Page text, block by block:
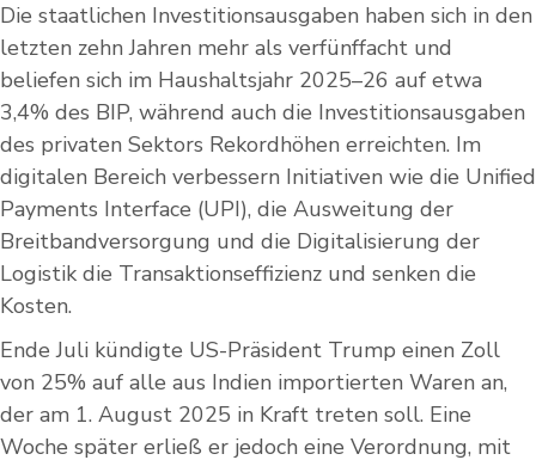
Die staatlichen Investitionsausgaben haben sich in den
letzten zehn Jahren mehr als verfünffacht und
beliefen sich im Haushaltsjahr 2025–26 auf etwa
3,4% des BIP, während auch die Investitionsausgaben
des privaten Sektors Rekordhöhen erreichten. Im
digitalen Bereich verbessern Initiativen wie die Unified
Payments Interface (UPI), die Ausweitung der
Breitbandversorgung und die Digitalisierung der
Logistik die Transaktionseffizienz und senken die
Kosten.
Ende Juli kündigte US-Präsident Trump einen Zoll
von 25% auf alle aus Indien importierten Waren an,
der am 1. August 2025 in Kraft treten soll. Eine
Woche später erließ er jedoch eine Verordnung, mit